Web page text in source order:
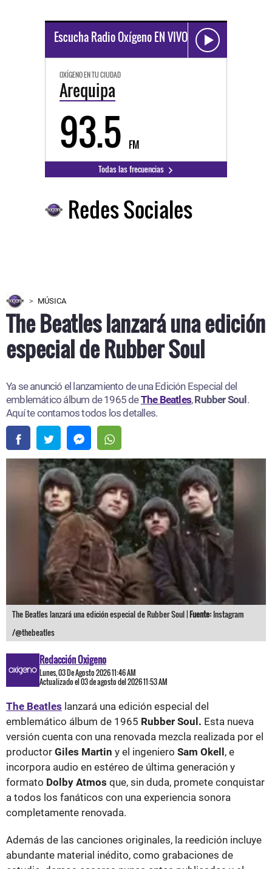
Escucha Radio Oxígeno EN VIVO
OXÍGENO EN TU CIUDAD
Arequipa
93.5 FM
Todas las frecuencias
Redes Sociales
MÚSICA
The Beatles lanzará una edición
especial de Rubber Soul
Ya se anunció el lanzamiento de una Edición Especial del
emblemático álbum de 1965 deThe Beatles,Rubber Soul .
Aquí te contamos todos los detalles.
The Beatles lanzará una edición especial de Rubber Soul |Fuente: Instagram
/@thebeatles
Redacción Oxigeno
Lunes, 03 De Agosto 2026 11:46 AM
Actualizado el 03 de agosto del 2026 11:53 AM
The Beatles lanzará una edición especial del
emblemático álbum de 1965 Rubber Soul. Esta nueva
versión cuenta con una renovada mezcla realizada por el
productor Giles Martin y el ingeniero Sam Okell , e
incorpora audio en estéreo de última generación y
formato Dolby Atmos que, sin duda, promete conquistar
a todos los fanáticos con una experiencia sonora
completamente renovada.
Además de las canciones originales, la reedición incluye
abundante material inédito, como grabaciones de